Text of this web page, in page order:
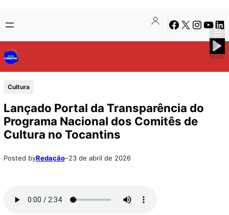
para
o
conteúdo
to
content
Facebook
X Instagram
Cultura
Lançado Portal da Transparência do
Programa Nacional dos Comitês de
Cultura no Tocantins
Posted byRedação–23 de abril de 2026